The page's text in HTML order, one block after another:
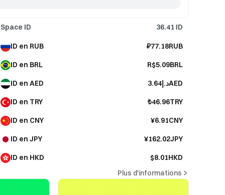
Space ID 36.41 ID
ID en RUB ₽77.18RUB
ID en BRL R$5.09BRL
ID en AED د.إ3.64AED
ID en TRY ₺46.96TRY
ID en CNY ¥6.91CNY
ID en JPY ¥162.02JPY
ID en HKD $8.01HKD
Plus d'informations